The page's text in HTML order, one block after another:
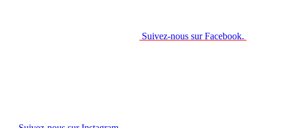
Suivez-nous sur Facebook.